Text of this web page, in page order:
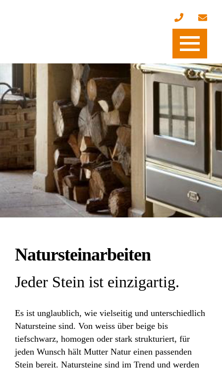
Natursteinarbeiten
Jeder Stein ist einzigartig.
Es ist unglaublich, wie vielseitig und unterschiedlich
Natursteine sind. Von weiss über beige bis
tiefschwarz, homogen oder stark strukturiert, für
jeden Wunsch hält Mutter Natur einen passenden
Stein bereit. Natursteine sind im Trend und werden